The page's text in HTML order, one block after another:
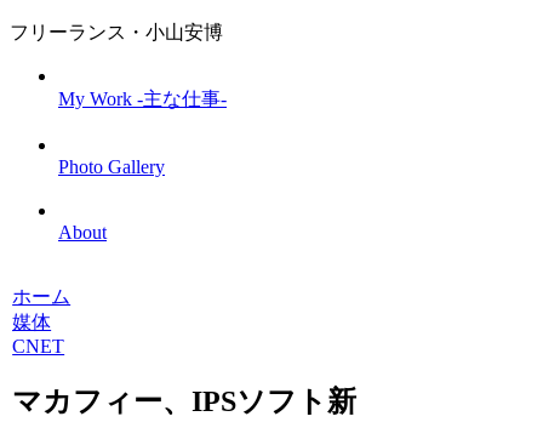
フリーランス・小山安博
My Work -主な仕事-
Photo Gallery
About
ホーム
媒体
CNET
マカフィー、IPSソフト新